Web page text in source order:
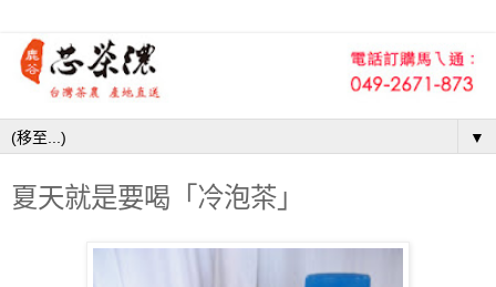
▼
夏天就是要喝「冷泡茶」